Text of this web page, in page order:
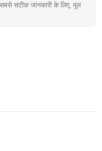
सटीक जानकारी के लिए, मूल